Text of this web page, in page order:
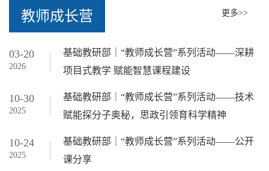
教师成长营 更多>>
03-20
2026
基础教研部｜“教师成长营”系列活动——深耕
项目式教学 赋能智慧课程建设
10-30
2025
基础教研部｜“教师成长营”系列活动——技术
赋能探分子奥秘，思政引领育科学精神
10-24
2025
基础教研部｜“教师成长营”系列活动——公开
课分享